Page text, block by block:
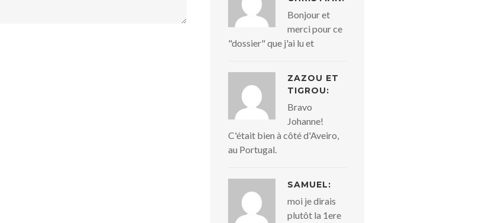
Bonjour et
merci pour ce
"dossier" que j'ai lu et
ZAZOU ET
TIGROU:
Bravo
Johanne!
C'était bien à côté d'Aveiro,
au Portugal.
SAMUEL:
moi je dirais
plutôt la 1ere